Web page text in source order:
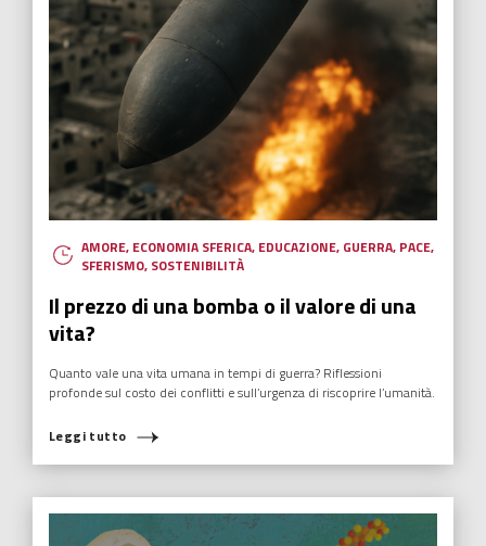
AMORE, ECONOMIA SFERICA, EDUCAZIONE, GUERRA, PACE,
SFERISMO, SOSTENIBILITÀ
Il prezzo di una bomba o il valore di una
vita?
Quanto vale una vita umana in tempi di guerra? Riflessioni
profonde sul costo dei conflitti e sull’urgenza di riscoprire l’umanità.
Leggi tutto